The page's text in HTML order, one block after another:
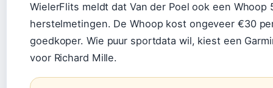
WielerFlits meldt dat Van der Poel ook een
herstelmetingen. De Whoop kost ongeveer €30
goedkoper. Wie puur sportdata wil, kiest een
voor Richard Mille.